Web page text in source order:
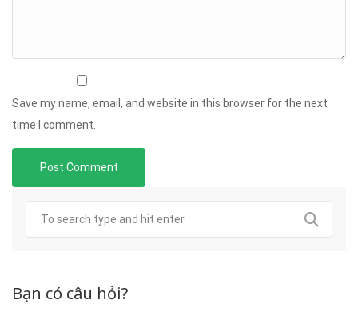
Save my name, email, and website in this browser for the next
time I comment.
Bạn có câu hỏi?